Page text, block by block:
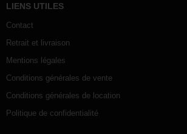
LIENS UTILES
Contact
Retrait et livraison
Mentions légales
Conditions générales de vente
Conditions générales de location
Politique de confidentialité